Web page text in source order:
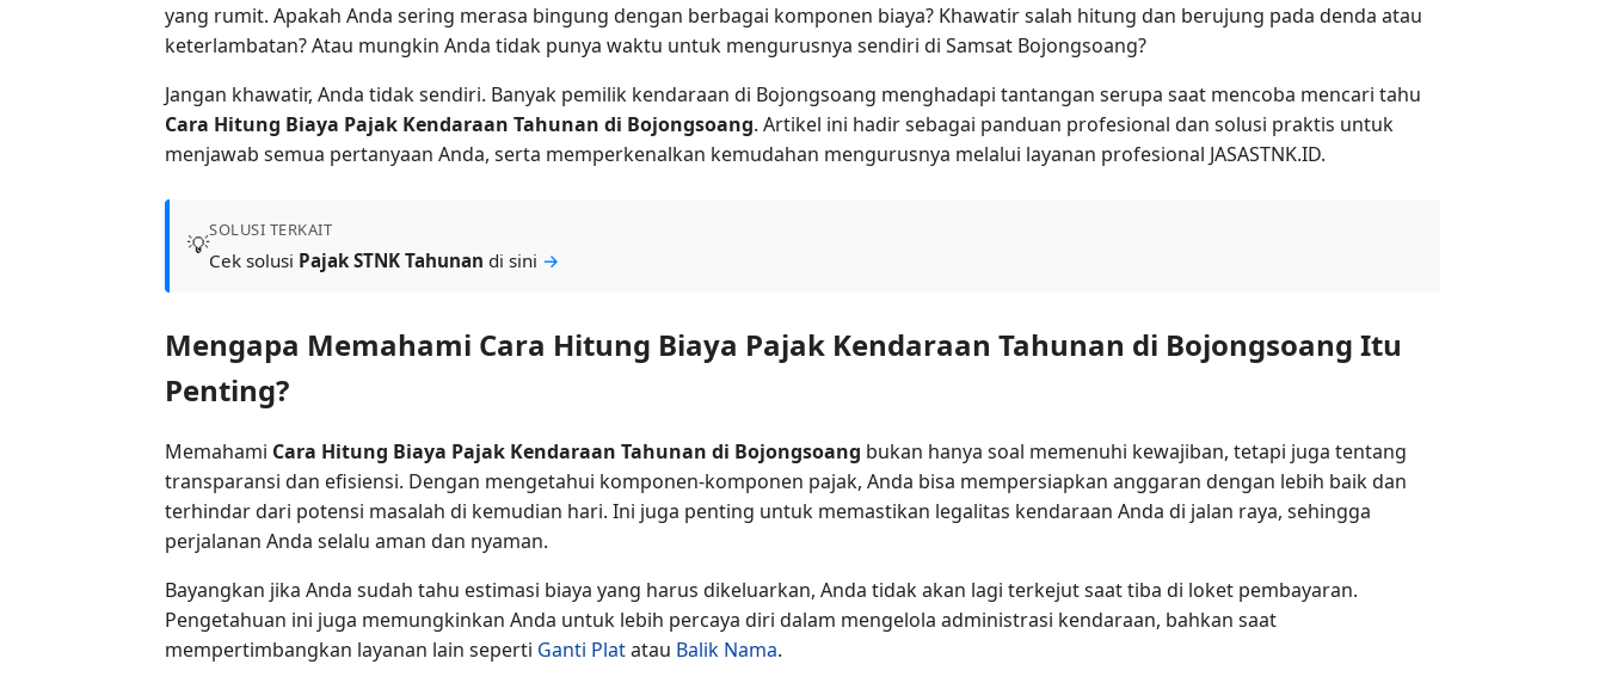
yang rumit. Apakah Anda sering merasa bingung dengan berbagai komponen biaya? Khawatir salah hitung dan berujung pada denda atau
keterlambatan? Atau mungkin Anda tidak punya waktu untuk mengurusnya sendiri di Samsat Bojongsoang?
Jangan khawatir, Anda tidak sendiri. Banyak pemilik kendaraan di Bojongsoang menghadapi tantangan serupa saat mencoba mencari tahu
Cara Hitung Biaya Pajak Kendaraan Tahunan di Bojongsoang. Artikel ini hadir sebagai panduan profesional dan solusi praktis untuk
menjawab semua pertanyaan Anda, serta memperkenalkan kemudahan mengurusnya melalui layanan profesional JASASTNK.ID.
💡
SOLUSI TERKAIT
Cek solusi Pajak STNK Tahunan di sini →
Mengapa Memahami Cara Hitung Biaya Pajak Kendaraan Tahunan di Bojongsoang Itu
Penting?
Memahami Cara Hitung Biaya Pajak Kendaraan Tahunan di Bojongsoang bukan hanya soal memenuhi kewajiban, tetapi juga tentang
transparansi dan efisiensi. Dengan mengetahui komponen-komponen pajak, Anda bisa mempersiapkan anggaran dengan lebih baik dan
terhindar dari potensi masalah di kemudian hari. Ini juga penting untuk memastikan legalitas kendaraan Anda di jalan raya, sehingga
perjalanan Anda selalu aman dan nyaman.
Bayangkan jika Anda sudah tahu estimasi biaya yang harus dikeluarkan, Anda tidak akan lagi terkejut saat tiba di loket pembayaran.
Pengetahuan ini juga memungkinkan Anda untuk lebih percaya diri dalam mengelola administrasi kendaraan, bahkan saat
mempertimbangkan layanan lain seperti Ganti Platatau Balik Nama.